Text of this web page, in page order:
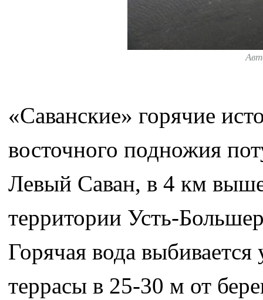
«Саванские» горячие
восточного подножия
Левый Саван, в 4 км
территории Усть-
Горячая вода
террасы в 25-30 м от